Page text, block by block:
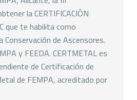
la CERTIFICACIÓN
que te habilita como
Conservación de Ascensores.
y FEEDA. CERTMETAL es
de Certificación de
de FEMPA, acreditado por